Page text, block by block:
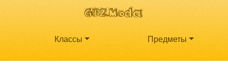
Классы Предметы